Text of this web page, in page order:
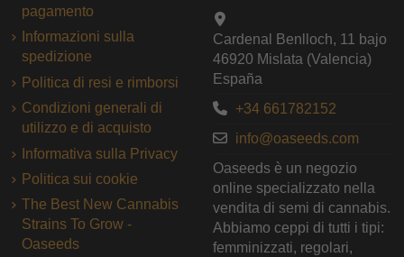
pagamento
Informazioni sulla
spedizione
Politica di resi e rimborsi
Condizioni generali di
utilizzo e di acquisto
Informativa sulla Privacy
Politica sui cookie
The Best New Cannabis
Strains To Grow -
Oaseeds
Cardenal Benlloch, 11 bajo
46920 Mislata (Valencia)
España
+34 661782152
info@oaseeds.com
Oaseeds è un negozio
online specializzato nella
vendita di semi di cannabis.
Abbiamo ceppi di tutti i tipi:
femminizzati, regolari,